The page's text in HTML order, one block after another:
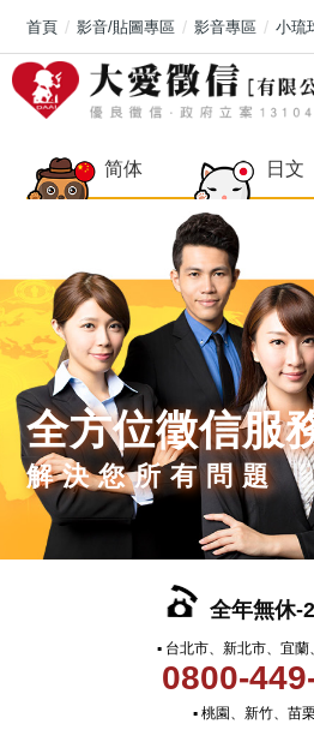
简体 日文
全方位徵信服
解決您所有問題
全年無休-
▪ 台北市、新北市、宜蘭
0800-
▪ 桃園、新竹、苗
首頁 影音/貼圖專區 影音專區 小琉